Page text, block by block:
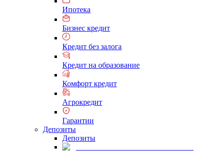
Ипотека
Бизнес кредит
Кредит без залога
Кредит на образование
Комфорт кредит
Агрокредит
Гарантии
Депозиты
Депозиты